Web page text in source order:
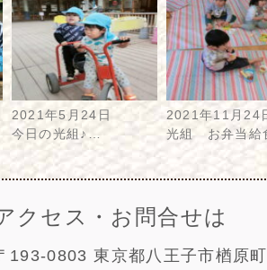
2021年5月24日
今日の光組♪…
2021年11月24
光組 お弁当給
クセス・お問合せは
193-0803 東京都八王子市楢原